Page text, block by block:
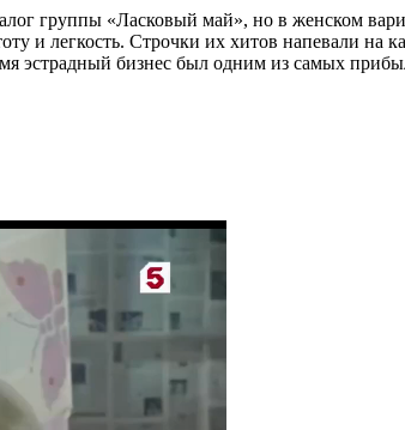
группы «Ласковый май», но в женском
и легкость. Строчки их хитов напевали
эстрадный бизнес был одним из самых